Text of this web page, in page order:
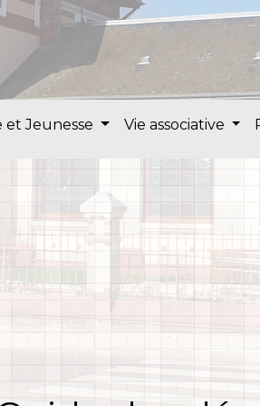
et Jeunesse Vie associative